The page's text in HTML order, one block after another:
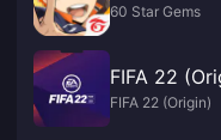
60 Star Gems
FIFA 22
FIFA 22 (Origin)